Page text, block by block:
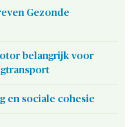
Gezonde
belangrijk voor
en sociale cohesie